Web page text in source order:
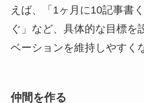
えば、「1ヶ月に10記事書
ぐ」など、具体的な目標を
ベーションを維持しやすく
仲間を作る